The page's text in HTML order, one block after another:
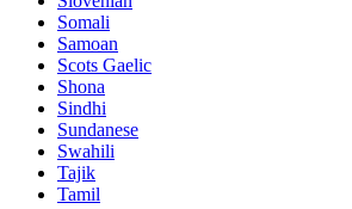
Somali
Samoan
Scots Gaelic
Shona
Sindhi
Sundanese
Swahili
Tajik
Tamil